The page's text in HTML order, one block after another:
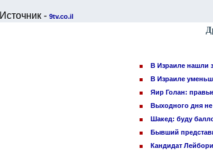
Источник - 9tv.co.il
В Израиле нашли
В Израиле
Яир Голан:
Выходного дня
Шакед: буду
Бывший
Кандидат